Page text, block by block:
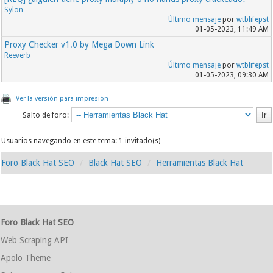
Sylon
Último mensajepor wtblifepst
01-05-2023, 11:49 AM
Proxy Checker v1.0 by Mega Down Link
Reeverb
Último mensajepor wtblifepst
01-05-2023, 09:30 AM
Ver la versión para impresión
Salto de foro:
Usuarios navegando en este tema: 1 invitado(s)
Foro Black Hat SEO Black Hat SEO Herramientas Black Hat
Foro Black Hat SEO
Web Scraping API
Apolo Theme